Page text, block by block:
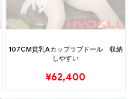
107CM貧乳Aカップラブドール 収納
しやすい
¥62,400